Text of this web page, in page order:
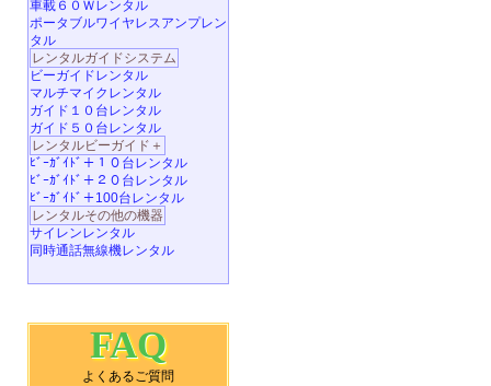
車載６０Ｗレンタル
ポータブルワイヤレスアンプレン
タル
レンタルガイドシステム
ビーガイドレンタル
マルチマイクレンタル
ガイド１０台レンタル
ガイド５０台レンタル
レンタルビーガイド＋
ﾋﾞｰｶﾞｲﾄﾞ＋１０台レンタル
ﾋﾞｰｶﾞｲﾄﾞ＋２０台レンタル
ﾋﾞｰｶﾞｲﾄﾞ＋100台レンタル
レンタルその他の機器
サイレンレンタル
同時通話無線機レンタル
FAQ
よくあるご質問